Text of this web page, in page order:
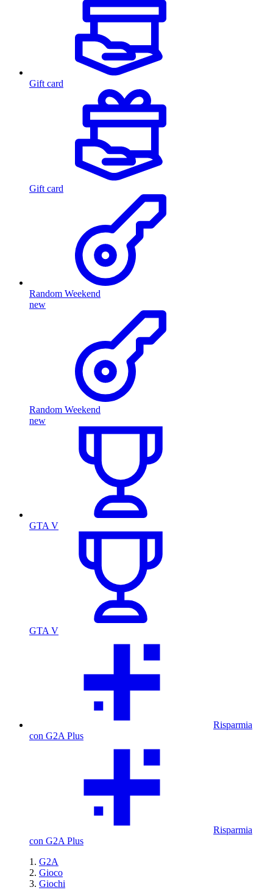
Gift card
Gift card
Random Weekend
new
Random Weekend
new
GTA V
GTA V
Risparmia
con G2A Plus
Risparmia
con G2A Plus
G2A
Gioco
Giochi